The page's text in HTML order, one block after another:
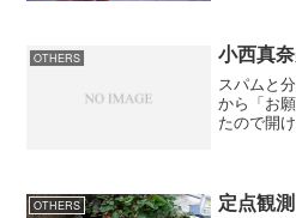
OTHERS 小西真
スパムと
から「お
たので開
OTHERS 定点観